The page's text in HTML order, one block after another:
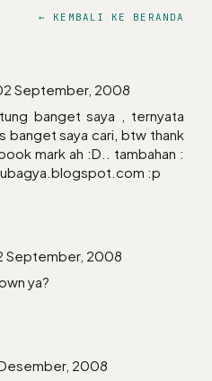
← KEMBALI KE BERANDA
September, 2008
banget saya , ternyata
banget saya cari, btw thank
mark ah :D.. tambahan :
:p
September, 2008
ya?
2008